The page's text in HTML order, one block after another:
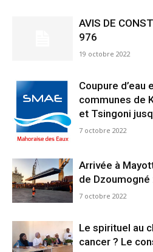
AVIS DE
976
19 octobre 2022
Coupure d’eau
communes de
et Tsingoni
7 octobre 2022
Arrivée à
de Dzoumogné
7 octobre 2022
Le spirituel au
cancer ? Le